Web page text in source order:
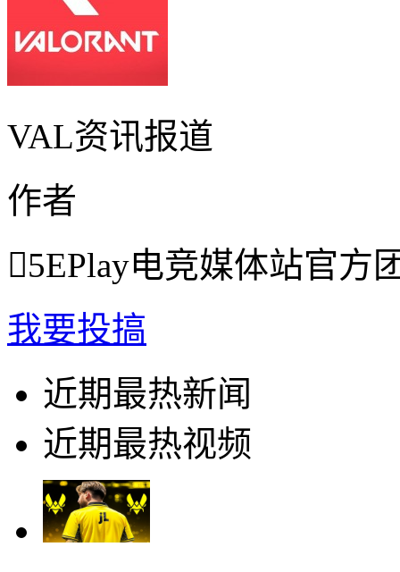
VAL资讯报道
作者
5EPlay电竞媒体站官方
我要投搞
近期最热新闻
近期最热视频